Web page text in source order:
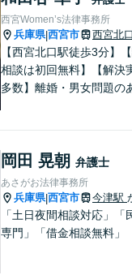
西宮Women’s法律事務所
兵庫県|西宮市 西宮北
【西宮北口駅徒歩3分】
相談は初回無料】【解決
多数】離婚・男女問題の
します。【土日祝日・夜
ご相談も対応可】【完全
／お子様同伴でも大丈夫
す】
岡田 晃朝 弁護士
あさがお法律事務所
兵庫県|西宮市 今津駅
「土日夜間相談対応」「
専門」「借金相談無料」